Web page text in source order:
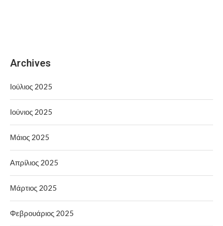
Archives
Ιούλιος 2025
Ιούνιος 2025
Μάιος 2025
Απρίλιος 2025
Μάρτιος 2025
Φεβρουάριος 2025